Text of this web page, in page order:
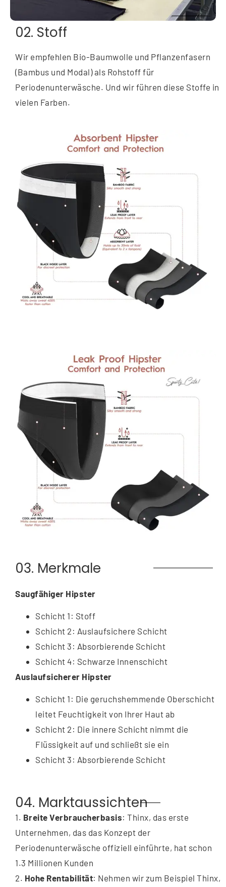
02. Stoff
Wir empfehlen Bio-Baumwolle und Pflanzenfasern
(Bambus und Modal) als Rohstoff für
Periodenunterwäsche. Und wir führen diese Stoffe in
vielen Farben.
03. Merkmale
Saugfähiger Hipster
Schicht 1: Stoff
Schicht 2: Auslaufsichere Schicht
Schicht 3: Absorbierende Schicht
Schicht 4: Schwarze Innenschicht
Auslaufsicherer Hipster
Schicht 1: Die geruchshemmende Oberschicht
leitet Feuchtigkeit von Ihrer Haut ab
Schicht 2: Die innere Schicht nimmt die
Flüssigkeit auf und schließt sie ein
Schicht 3: Absorbierende Schicht
04. Marktaussichten
1. Breite Verbraucherbasis: Thinx, das erste
Unternehmen, das das Konzept der
Periodenunterwäsche offiziell einführte, hat schon
1.3 Millionen Kunden
2. Hohe Rentabilität: Nehmen wir zum Beispiel Thinx,